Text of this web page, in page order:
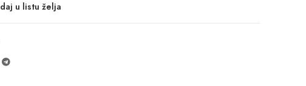
u listu želja